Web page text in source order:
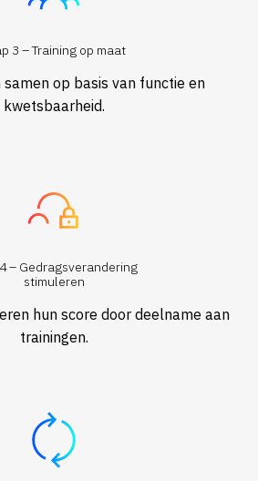
3 – Training op maat
op basis van functie en
kwetsbaarheid.
– Gedragsverandering
stimuleren
hun score door deelname aan
trainingen.